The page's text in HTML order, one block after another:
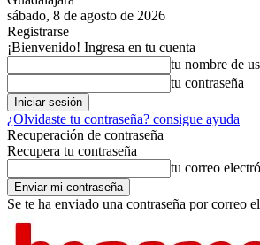
sábado, 8 de agosto de 2026
Registrarse
¡Bienvenido! Ingresa en tu cuenta
tu nombre de
tu contraseña
¿Olvidaste tu contraseña? consigue ayuda
Recuperación de contraseña
Recupera tu contraseña
tu correo
Se te ha enviado una contraseña por correo